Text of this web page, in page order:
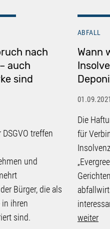
nach
auch
sind
treffen
und
Bürger, die als
ihren
sind.
ABFALL
Wann
01.09.2021
Die
für
weiter